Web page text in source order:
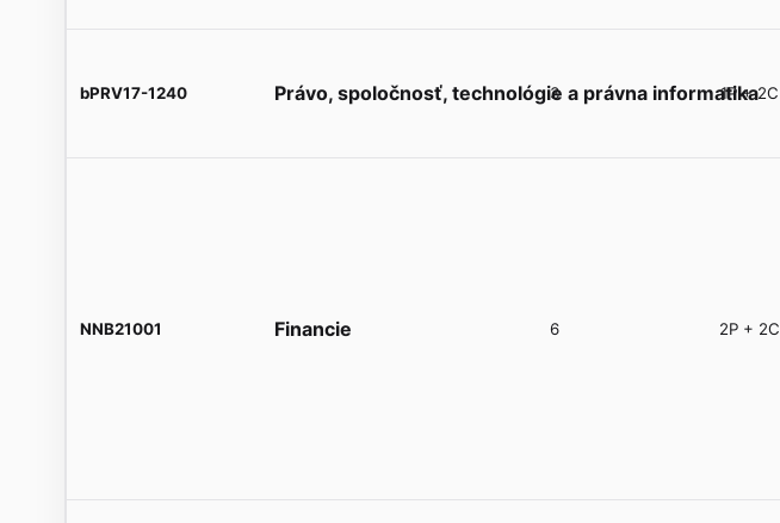
bPRV17-1240 Právo, spoločnosť, technológie a právna informatika
3 1P + 2C
NNB21001 Financie 6 2P + 2C